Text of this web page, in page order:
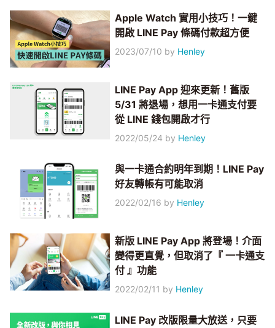
Apple Watch 實用小技巧！一鍵
開啟 LINE Pay 條碼付款超方便
2023/07/10 by Henley
LINE Pay App 迎來更新！舊版
5/31 將退場，想用一卡通支付要
從 LINE 錢包開啟才行
2022/05/24 by Henley
與一卡通合約明年到期！LINE Pay
好友轉帳有可能取消
2022/02/16 by Henley
新版 LINE Pay App 將登場！介面
變得更直覺，但取消了『 一卡通支
付 』功能
2022/02/11 by Henley
LINE Pay 改版限量大放送，只要